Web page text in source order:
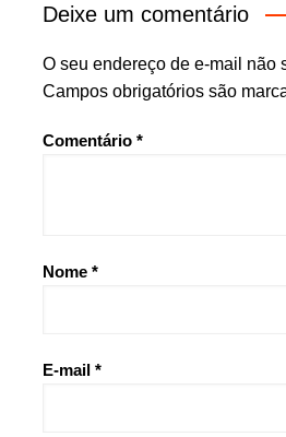
Deixe um comentário
O seu endereço de e-mail não
Campos obrigatórios são
Comentário *
Nome *
E-mail *